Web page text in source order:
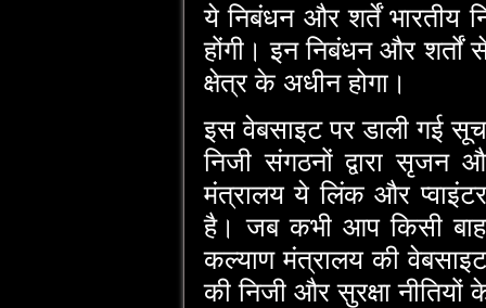
ये निबंधन और शर्तें भारतीय
होंगी। इन निबंधन और शर्तों
क्षेत्र के अधीन होगा।
इस वेबसाइट पर डाली गई
निजी संगठनों द्वारा सृजन
मंत्रालय ये लिंक और
है। जब कभी आप किसी
कल्‍याण मंत्रालय की
की निजी और सुरक्षा